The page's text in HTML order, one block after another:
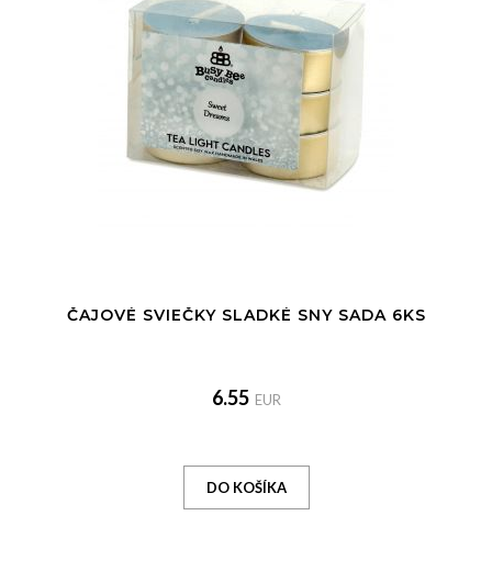
ČAJOVÉ SVIEČKY SLADKÉ SNY SADA 6KS
6.55 EUR